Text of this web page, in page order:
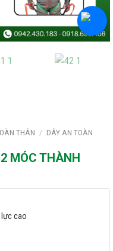
THÂN / DÂY AN TOÀN
MÓC THÀNH
lực cao